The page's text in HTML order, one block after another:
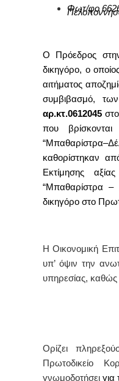
Φωτ/φο
Ο Πρόεδρος στην
δικηγόρο, ο
αιτήματος
συμβιβασμό,
αρ.κτ.0612045
που
καθορίστηκαν
Εκτίμησης
“Μπαθαρίστρα –
δικηγόρο στο
Η Οικονομική
υπ’ όψιν την
υπηρεσίας, καθώς
Ορίζει
Πρωτοδικείο
γνωμοδοτήσειγια